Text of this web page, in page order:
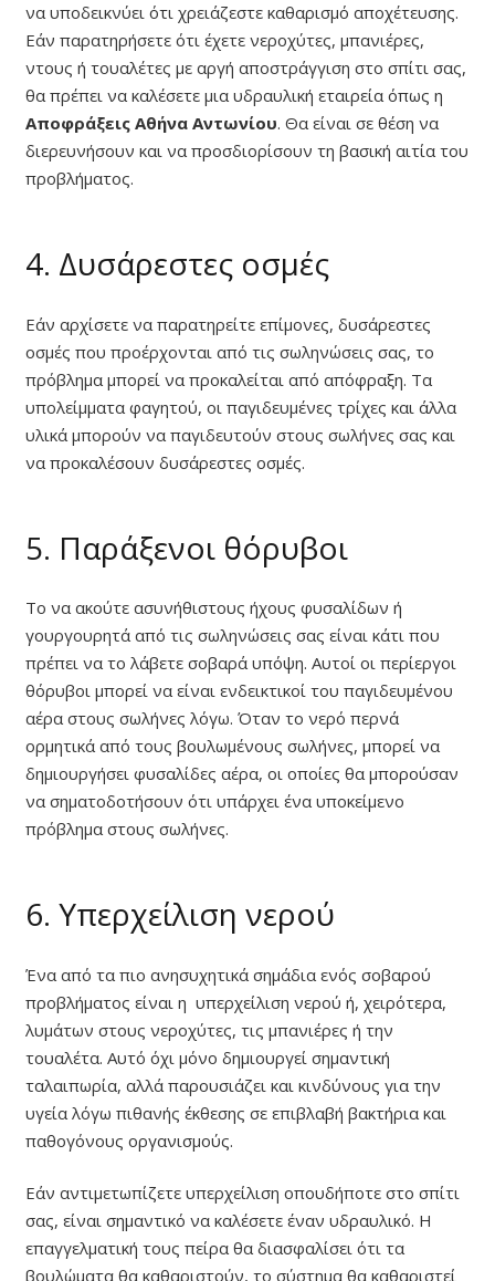
να υποδεικνύει ότι χρειάζεστε καθαρισμό αποχέτευσης.
Εάν παρατηρήσετε ότι έχετε νεροχύτες, μπανιέρες,
ντους ή τουαλέτες με αργή αποστράγγιση στο σπίτι σας,
θα πρέπει να καλέσετε μια υδραυλική εταιρεία όπως η
Αποφράξεις Αθήνα Αντωνίου. Θα είναι σε θέση να
διερευνήσουν και να προσδιορίσουν τη βασική αιτία του
προβλήματος.
4. Δυσάρεστες οσμές
Εάν αρχίσετε να παρατηρείτε επίμονες, δυσάρεστες
οσμές που προέρχονται από τις σωληνώσεις σας, το
πρόβλημα μπορεί να προκαλείται από απόφραξη. Τα
υπολείμματα φαγητού, οι παγιδευμένες τρίχες και άλλα
υλικά μπορούν να παγιδευτούν στους σωλήνες σας και
να προκαλέσουν δυσάρεστες οσμές.
5. Παράξενοι θόρυβοι
Το να ακούτε ασυνήθιστους ήχους φυσαλίδων ή
γουργουρητά από τις σωληνώσεις σας είναι κάτι που
πρέπει να το λάβετε σοβαρά υπόψη. Αυτοί οι περίεργοι
θόρυβοι μπορεί να είναι ενδεικτικοί του παγιδευμένου
αέρα στους σωλήνες λόγω. Όταν το νερό περνά
ορμητικά από τους βουλωμένους σωλήνες, μπορεί να
δημιουργήσει φυσαλίδες αέρα, οι οποίες θα μπορούσαν
να σηματοδοτήσουν ότι υπάρχει ένα υποκείμενο
πρόβλημα στους σωλήνες.
6. Υπερχείλιση νερού
Ένα από τα πιο ανησυχητικά σημάδια ενός σοβαρού
προβλήματος είναι η υπερχείλιση νερού ή, χειρότερα,
λυμάτων στους νεροχύτες, τις μπανιέρες ή την
τουαλέτα. Αυτό όχι μόνο δημιουργεί σημαντική
ταλαιπωρία, αλλά παρουσιάζει και κινδύνους για την
υγεία λόγω πιθανής έκθεσης σε επιβλαβή βακτήρια και
παθογόνους οργανισμούς.
Εάν αντιμετωπίζετε υπερχείλιση οπουδήποτε στο σπίτι
σας, είναι σημαντικό να καλέσετε έναν υδραυλικό. Η
επαγγελματική τους πείρα θα διασφαλίσει ότι τα
βουλώματα θα καθαριστούν, το σύστημα θα καθαριστεί